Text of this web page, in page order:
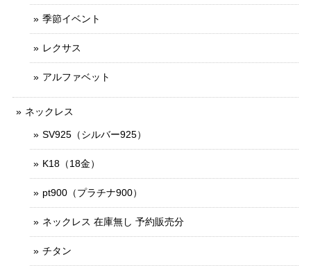
季節イベント
レクサス
アルファベット
ネックレス
SV925（シルバー925）
K18（18金）
pt900（プラチナ900）
ネックレス 在庫無し 予約販売分
チタン